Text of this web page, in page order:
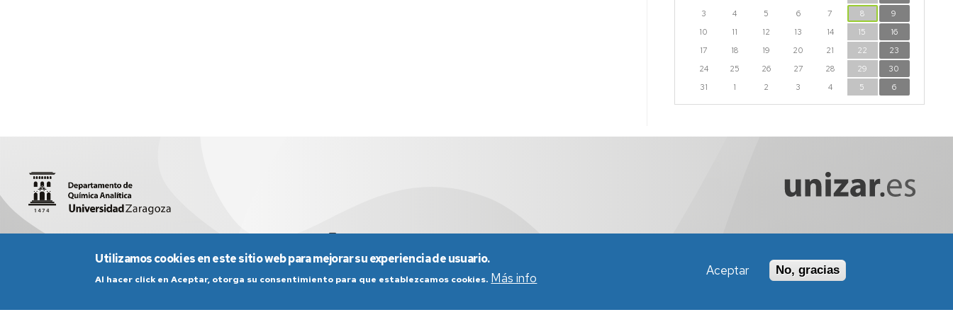
3
4 5 6 7 8
9
10
11 12 13 14 15
16
17
18 19 20 21 22
23
24
25 26 27 28 29
30
31
1 2 3 4 5 6
Aviso Legal Condiciones generales de uso Política de Privacidad Política de Cookies Política de Accesibilidad
Utilizamos cookies en este sitio web para mejorar su experiencia de usuario.
Al hacer click en Aceptar, otorga su consentimiento para que establezcamos cookies. Más info Aceptar No, gracias